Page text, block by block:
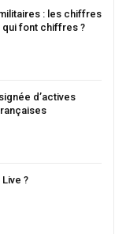
: les chiffres
qui font chiffres ?
d’actives
?